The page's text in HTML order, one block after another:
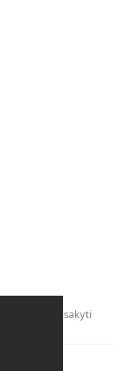
Atsakyti